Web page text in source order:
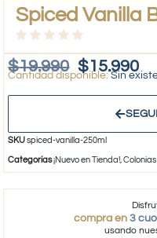
Spiced Vanilla
$19.990 $15.990
Sin
SKUspiced-vanilla-250ml
Categorías¡Nuevo en Tienda!,
compra en 3
usando